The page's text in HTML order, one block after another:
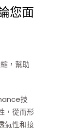
您面
，幫助
技
，從而形
氣性和接